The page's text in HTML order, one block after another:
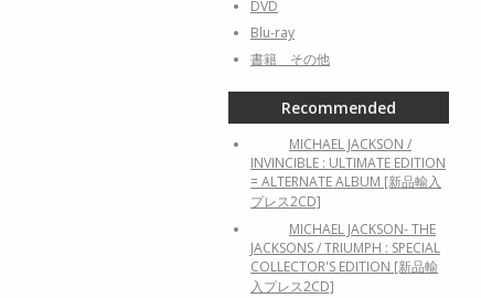
DVD
Blu-ray
書籍 その他
Recommended
MICHAEL JACKSON /
INVINCIBLE : ULTIMATE EDITION
= ALTERNATE ALBUM [新品輸入
プレス2CD]
MICHAEL JACKSON- THE
JACKSONS / TRIUMPH : SPECIAL
COLLECTOR'S EDITION [新品輸
入プレス2CD]